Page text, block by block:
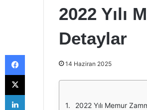
2022 Yılı
Detaylar
14 Haziran 2025
2022 Yılı Memur
Facebook
X
LinkedIn